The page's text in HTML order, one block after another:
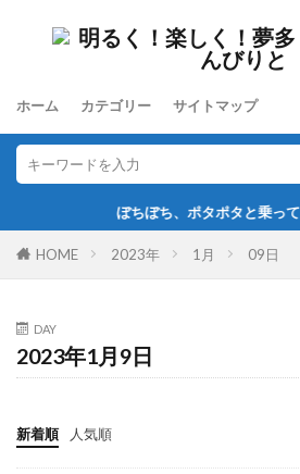
ホーム カテゴリー サイトマップ
ぼちぼち、ポタポタと乗ってます
HOME 2023年 1月 09日
DAY
2023年1月9日
新着順 人気順